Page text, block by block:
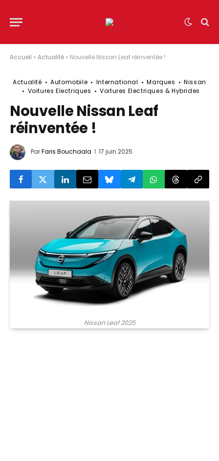
Accueil » Actualité » Nouvelle Nissan Leaf réinventée !
Actualité Automobile International Marques
Nissan
Voitures Electriques
Voitures Electriques & Hybrides
Nouvelle Nissan Leaf
réinventée !
ParFaris Bouchaala 17 juin 2025
Nissan Leaf 2025